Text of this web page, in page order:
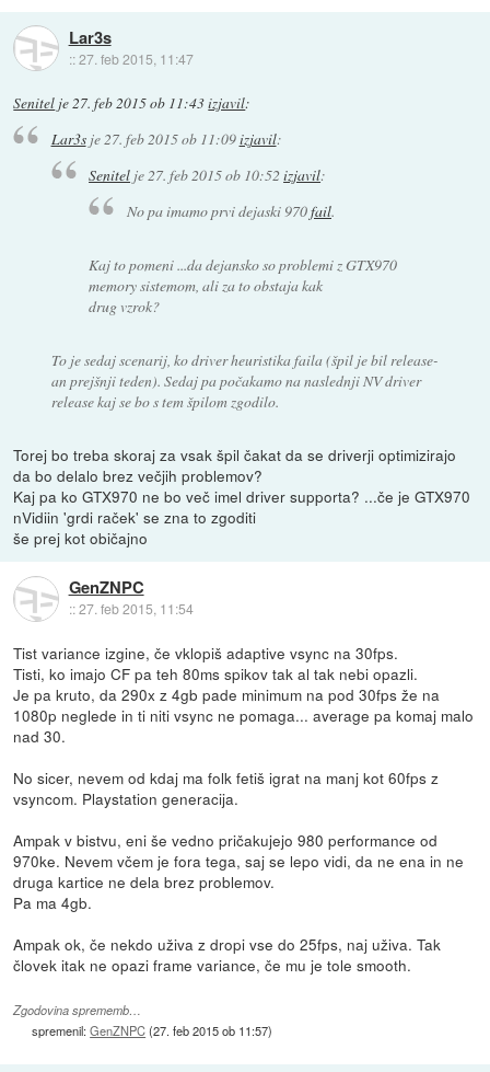
Lar3s
::27. feb 2015, 11:47
Senitel je27. feb 2015 ob 11:43izjavil:
Lar3sje27. feb 2015 ob 11:09izjavil:
Senitel je27. feb 2015 ob 10:52izjavil:
No pa imamo prvi dejaski 970fail.
Kaj to pomeni ...da dejansko so problemi z GTX970
memory sistemom, ali za to obstaja kak
drug vzrok?
To je sedaj scenarij, ko driver heuristika faila (špil je bil release-
an prejšnji teden). Sedaj pa počakamo na naslednji NV driver
release kaj se bo s tem špilom zgodilo.
Torej bo treba skoraj za vsak špil čakat da se driverji optimizirajo
da bo delalo brez večjih problemov?
Kaj pa ko GTX970 ne bo več imel driver supporta? ...če je GTX970
nVidiin 'grdi raček' se zna to zgoditi
še prej kot običajno
GenZNPC
::27. feb 2015, 11:54
Tist variance izgine, če vklopiš adaptive vsync na 30fps.
Tisti, ko imajo CF pa teh 80ms spikov tak al tak nebi opazli.
Je pa kruto, da 290x z 4gb pade minimum na pod 30fps že na
1080p neglede in ti niti vsync ne pomaga... average pa komaj malo
nad 30.
No sicer, nevem od kdaj ma folk fetiš igrat na manj kot 60fps z
vsyncom. Playstation generacija.
Ampak v bistvu, eni še vedno pričakujejo 980 performance od
970ke. Nevem včem je fora tega, saj se lepo vidi, da ne ena in ne
druga kartice ne dela brez problemov.
Pa ma 4gb.
Ampak ok, če nekdo uživa z dropi vse do 25fps, naj uživa. Tak
človek itak ne opazi frame variance, če mu je tole smooth.
Zgodovina sprememb…
spremenil:GenZNPC(27. feb 2015 ob 11:57)